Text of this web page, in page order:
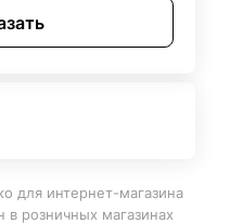
для интернет-магазина
в розничных магазинах